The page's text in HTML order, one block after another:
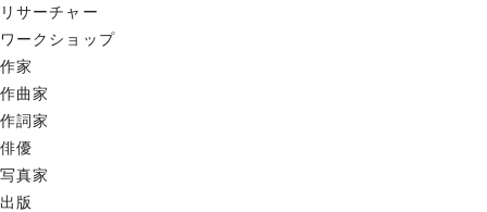
リサーチャー
ワークショップ
作家
作曲家
作詞家
俳優
写真家
出版